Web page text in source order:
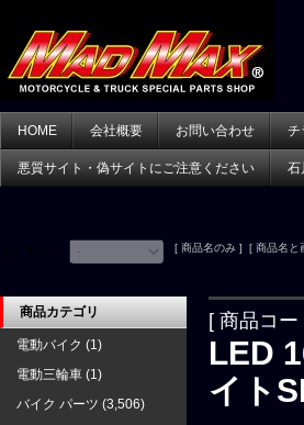
HOME 会社概要 お問い合わせ チ
悪質サイト・偽サイトにご注意ください 石
[ 商品名のみ ] [ 商品名と
[ 商品コ
LED
イト
商品カテゴリ
電動バイク (1)
電動三輪車 (1)
バイク パーツ (3,506)